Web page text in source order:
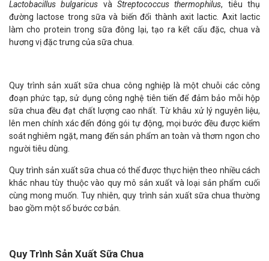
Lactobacillus bulgaricus vàStreptococcus thermophilus, tiêu thụ
đường lactose trong sữa và biến đổi thành axit lactic. Axit lactic
làm cho protein trong sữa đông lại, tạo ra kết cấu đặc, chua và
hương vị đặc trưng của sữa chua.
Quy trình sản xuất sữa chua công nghiệp là một chuỗi các công
đoạn phức tạp, sử dụng công nghệ tiên tiến để đảm bảo mỗi hộp
sữa chua đều đạt chất lượng cao nhất. Từ khâu xử lý nguyên liệu,
lên men chính xác đến đóng gói tự động, mọi bước đều được kiểm
soát nghiêm ngặt, mang đến sản phẩm an toàn và thơm ngon cho
người tiêu dùng.
Quy trình sản xuất sữa chua có thể được thực hiện theo nhiều cách
khác nhau tùy thuộc vào quy mô sản xuất và loại sản phẩm cuối
cùng mong muốn. Tuy nhiên, quy trình sản xuất sữa chua thường
bao gồm một số bước cơ bản.
Quy Trình Sản Xuất Sữa Chua